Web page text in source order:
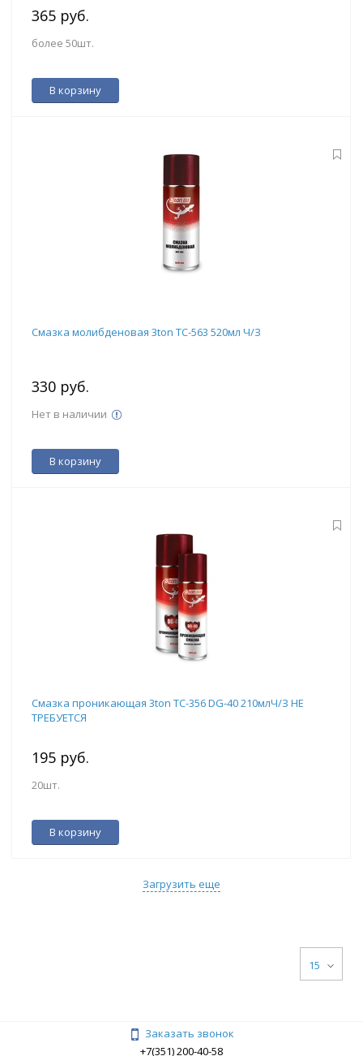
365 руб.
более 50шт.
В корзину
Смазка молибденовая 3ton ТС-563 520мл Ч/З
330 руб.
Нет в наличии
В корзину
Смазка проникающая 3ton TC-356 DG-40 210млЧ/З НЕ
ТРЕБУЕТСЯ
195 руб.
20шт.
В корзину
Загрузить еще
15
Заказать звонок
+7(351) 200-40-58